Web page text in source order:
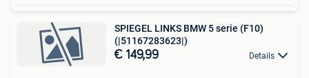
SPIEGEL LINKS BMW 5 serie (F10)
(|51167283623|)
€ 149,99 Details